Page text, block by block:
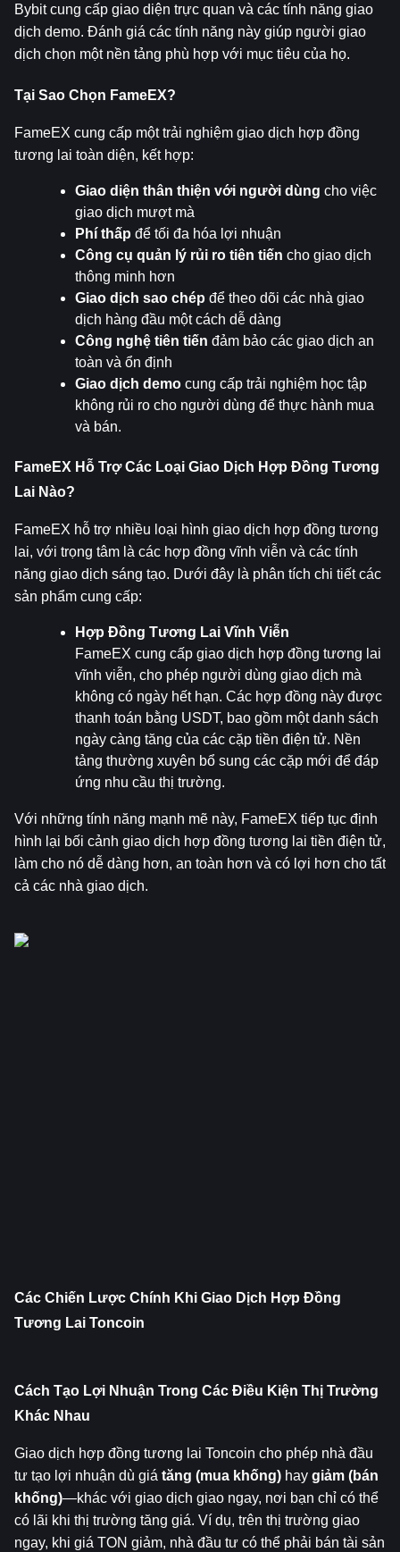
Bybit cung cấp giao diện trực quan và các tính năng giao
dịch demo. Đánh giá các tính năng này giúp người giao
dịch chọn một nền tảng phù hợp với mục tiêu của họ.
Tại Sao Chọn FameEX?
FameEX cung cấp một trải nghiệm giao dịch hợp đồng
tương lai toàn diện, kết hợp:
Giao diện thân thiện với người dùng cho việc
giao dịch mượt mà
Phí thấp để tối đa hóa lợi nhuận
Công cụ quản lý rủi ro tiên tiến cho giao dịch
thông minh hơn
Giao dịch sao chép để theo dõi các nhà giao
dịch hàng đầu một cách dễ dàng
Công nghệ tiên tiến đảm bảo các giao dịch an
toàn và ổn định
Giao dịch demo cung cấp trải nghiệm học tập
không rủi ro cho người dùng để thực hành mua
và bán.
FameEX Hỗ Trợ Các Loại Giao Dịch Hợp Đồng Tương
Lai Nào?
FameEX hỗ trợ nhiều loại hình giao dịch hợp đồng tương
lai, với trọng tâm là các hợp đồng vĩnh viễn và các tính
năng giao dịch sáng tạo. Dưới đây là phân tích chi tiết các
sản phẩm cung cấp:
Hợp Đồng Tương Lai Vĩnh Viễn
FameEX cung cấp giao dịch hợp đồng tương lai
vĩnh viễn, cho phép người dùng giao dịch mà
không có ngày hết hạn. Các hợp đồng này được
thanh toán bằng USDT, bao gồm một danh sách
ngày càng tăng của các cặp tiền điện tử. Nền
tảng thường xuyên bổ sung các cặp mới để đáp
ứng nhu cầu thị trường.
Với những tính năng mạnh mẽ này, FameEX tiếp tục định
hình lại bối cảnh giao dịch hợp đồng tương lai tiền điện tử,
làm cho nó dễ dàng hơn, an toàn hơn và có lợi hơn cho tất
cả các nhà giao dịch.
Các Chiến Lược Chính Khi Giao Dịch Hợp Đồng
Tương Lai Toncoin
Cách Tạo Lợi Nhuận Trong Các Điều Kiện Thị Trường
Khác Nhau
Giao dịch hợp đồng tương lai Toncoin cho phép nhà đầu
tư tạo lợi nhuận dù giá tăng (mua khống) hay giảm (bán
khống)—khác với giao dịch giao ngay, nơi bạn chỉ có thể
có lãi khi thị trường tăng giá. Ví dụ, trên thị trường giao
ngay, khi giá TON giảm, nhà đầu tư có thể phải bán tài sản